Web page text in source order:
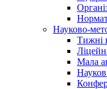
Науково-
Тижні
Мала